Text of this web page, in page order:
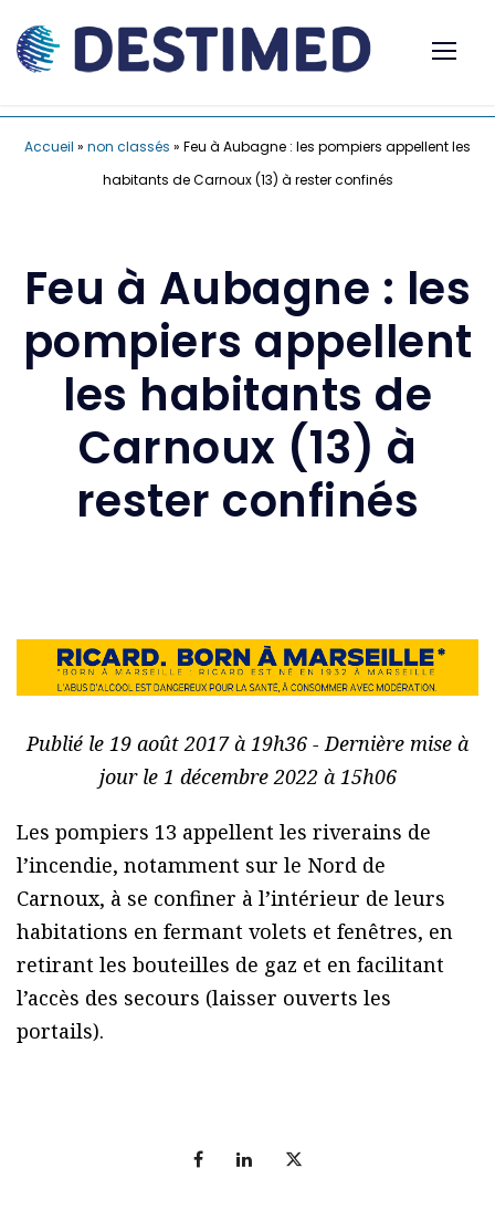
Accueil » non classés » Feu à Aubagne : les pompiers appellent les
habitants de Carnoux (13) à rester confinés
Feu à Aubagne : les
pompiers appellent
les habitants de
Carnoux (13) à
rester confinés
Publié le 19 août 2017 à 19h36 - Dernière mise à
jour le 1 décembre 2022 à 15h06
Les pompiers 13 appellent les riverains de
l’incendie, notamment sur le Nord de
Carnoux, à se confiner à l’intérieur de leurs
habitations en fermant volets et fenêtres, en
retirant les bouteilles de gaz et en facilitant
l’accès des secours (laisser ouverts les
portails).